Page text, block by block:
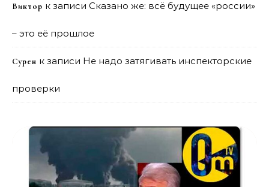
Виктор к записи Сказано же: всё будущее «россии»
– это её прошлое
Сурен к записи Не надо затягивать инспекторские
проверки